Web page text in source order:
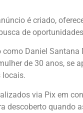
é criado,
de
Daniel
de 30 anos, se
locais.
via Pix em
descoberto quando